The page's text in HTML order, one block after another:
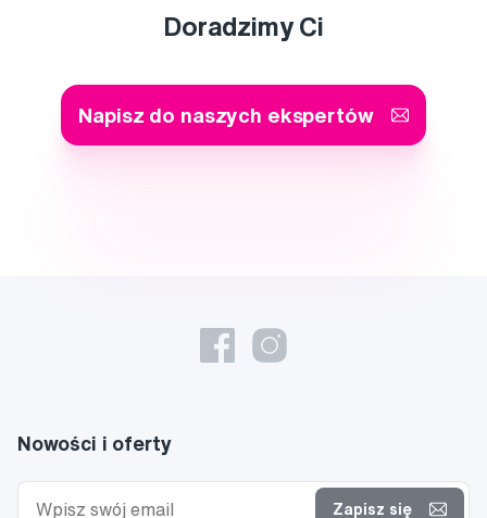
Doradzimy Ci
Napisz do naszych ekspertów
Nowości i oferty
Zapisz się